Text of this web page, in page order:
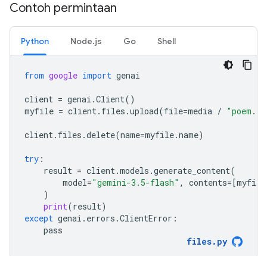
Contoh permintaan
Python Node.js Go Shell
from google import genai
client = genai .Client()
myfile = client. files .upload(file=media /
client. files .delete(name=myfile.name)
try :
result = client.models .generate_content(
model="gemini-3.5-flash" , contents=[myfile
)
print(result)
except genai . errors .ClientError :
pass
files. py